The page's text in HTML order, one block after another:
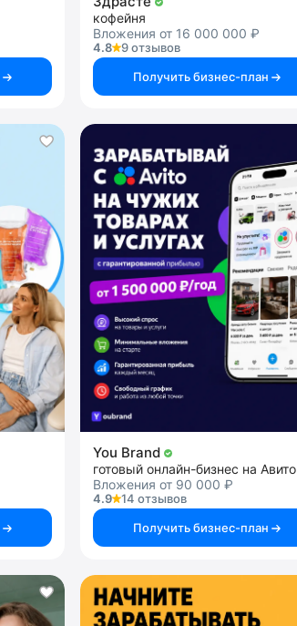
кофейня
Вложения от 16 000 000 ₽
4.8
9 отзывов
Получить бизнес-план
You Brand
готовый онлайн-бизнес на Авито
Вложения от 90 000 ₽
4.9
14 отзывов
Получить бизнес-план